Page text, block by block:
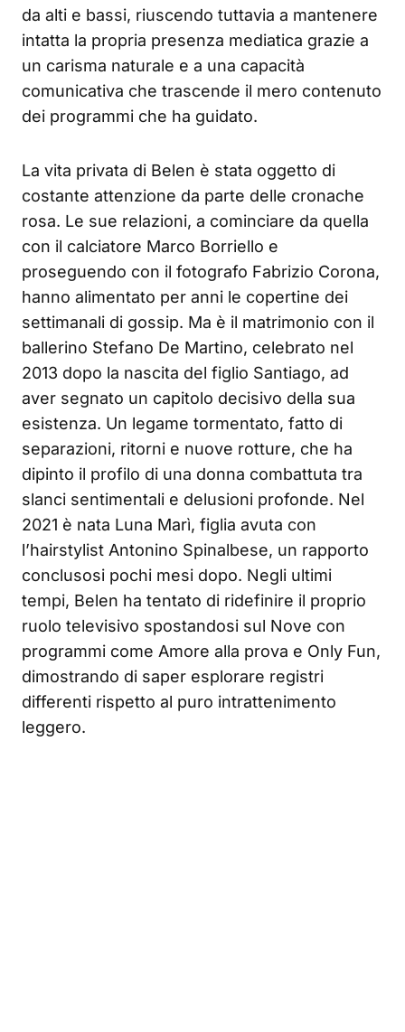
da alti e bassi, riuscendo tuttavia a mantenere
intatta la propria presenza mediatica grazie a
un carisma naturale e a una capacità
comunicativa che trascende il mero contenuto
dei programmi che ha guidato.
La vita privata di Belen è stata oggetto di
costante attenzione da parte delle cronache
rosa. Le sue relazioni, a cominciare da quella
con il calciatore Marco Borriello e
proseguendo con il fotografo Fabrizio Corona,
hanno alimentato per anni le copertine dei
settimanali di gossip. Ma è il matrimonio con il
ballerino Stefano De Martino, celebrato nel
2013 dopo la nascita del figlio Santiago, ad
aver segnato un capitolo decisivo della sua
esistenza. Un legame tormentato, fatto di
separazioni, ritorni e nuove rotture, che ha
dipinto il profilo di una donna combattuta tra
slanci sentimentali e delusioni profonde. Nel
2021 è nata Luna Marì, figlia avuta con
l’hairstylist Antonino Spinalbese, un rapporto
conclusosi pochi mesi dopo. Negli ultimi
tempi, Belen ha tentato di ridefinire il proprio
ruolo televisivo spostandosi sul Nove con
programmi come Amore alla prova e Only Fun,
dimostrando di saper esplorare registri
differenti rispetto al puro intrattenimento
leggero.